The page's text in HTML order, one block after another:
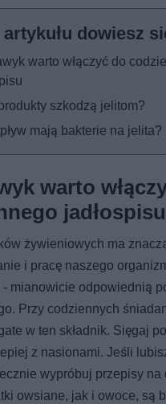
warto włączyć do
szkodzą jelitom?
mają bakterie na jelita?
warto
jadłospisu
żywieniowych ma
i pracę naszego
mianowicie odpowiednią
Przy codziennych
w ten składnik. Sięgaj
z nasionami. Jeśli
wypróbuj przepisy na
owsiane, jak i owoce, są